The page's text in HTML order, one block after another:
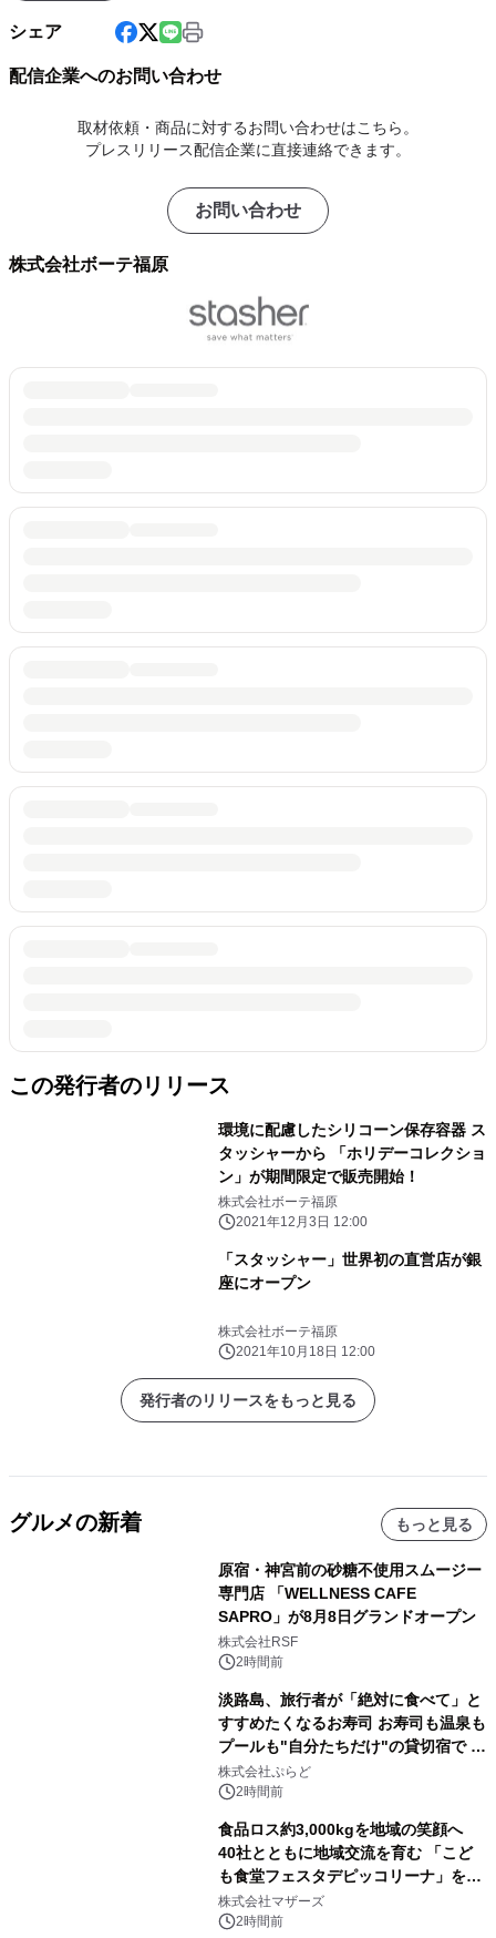
シェア
配信企業へのお問い合わせ
取材依頼・商品に対するお問い合わせはこちら。
プレスリリース配信企業に直接連絡できます。
お問い合わせ
株式会社ボーテ福原
この発行者のリリース
環境に配慮したシリコーン保存容器 ス
タッシャーから 「ホリデーコレクショ
ン」が期間限定で販売開始！
株式会社ボーテ福原
2021年12月3日 12:00
「スタッシャー」世界初の直営店が銀
座にオープン
株式会社ボーテ福原
2021年10月18日 12:00
発行者のリリースをもっと見る
グルメの新着 もっと見る
原宿・神宮前の砂糖不使用スムージー
専門店 「WELLNESS CAFE
SAPRO」が8月8日グランドオープン
株式会社RSF
2時間前
淡路島、旅行者が「絶対に食べて」と
すすめたくなるお寿司 お寿司も温泉も
プールも"自分たちだけ"の貸切宿で 1
日1組限定「岩屋温泉 絵島別庭 海と
森」の握り寿司プラン
株式会社ぷらど
2時間前
食品ロス約3,000kgを地域の笑顔へ
40社とともに地域交流を育む 「こど
も食堂フェスタデピッコリーナ」を9
月5日(土)開催
株式会社マザーズ
2時間前